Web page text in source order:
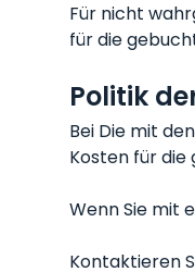
Für nicht
für die
Politik
Bei Die mit
Kosten für
Wenn Sie mit
Kontaktieren